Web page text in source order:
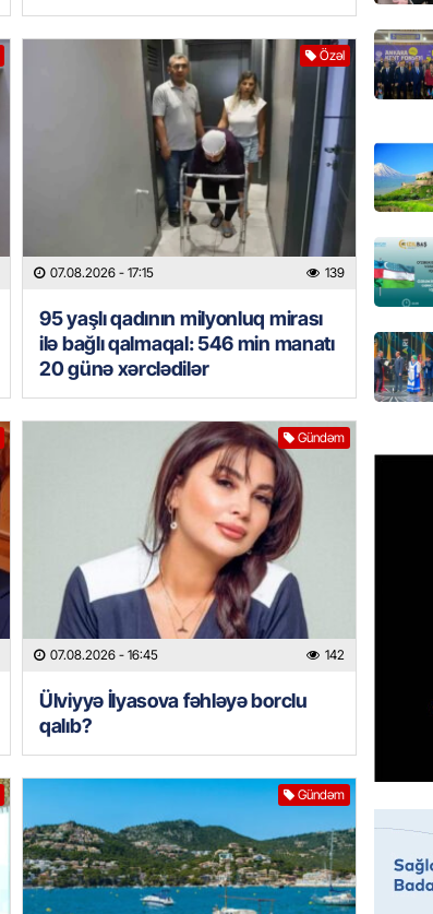
Özəl
07.08.2026 - 17:15 139
95 yaşlı qadının milyonluq mirası
ilə bağlı qalmaqal: 546 min manatı
20 günə xərclədilər
Gündəm
07.08.2026 - 16:45 142
Ülviyyə İlyasova fəhləyə borclu
qalıb?
Gündəm
ETDİ:
olacaq
REKLAM
HADISƏ
ilə